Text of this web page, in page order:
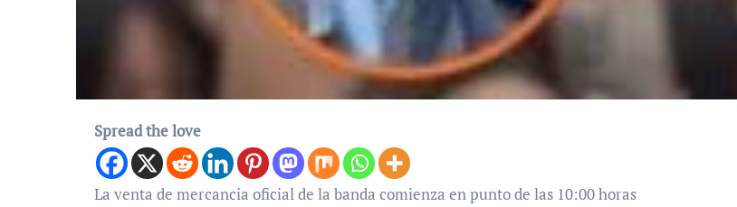
Spread the love
La venta de mercancia oficial de la banda comienza en punto de las 10:00 horas